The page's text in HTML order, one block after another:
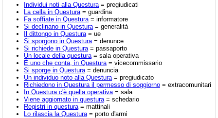
Individui noti alla Questura = pregiudicati
La cella in Questura = guardina
Fa soffiate in Questura = informatore
Si declinano in Questura = generalità
Il dittongo in Questura = ue
Si sporgono in Questura = denunce
Si richiede in Questura = passaporto
Un locale della questura = sala operativa
È uno che conta, in Questura = vicecommissario
Si sporge in Questura = denuncia
Un individuo noto alla Questura = pregiudicato
Richiedono in Questura il permesso di soggiorno = extracomunitari
In Questura c'è quella operativa = sala
Viene aggiornato in questura = schedario
Registri in questura = mattinali
Lo rilascia la Questura = porto d'armi